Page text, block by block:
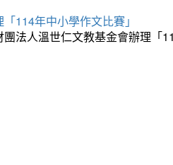
114年中小學作文比賽」
法人溫世仁文教基金會辦理「